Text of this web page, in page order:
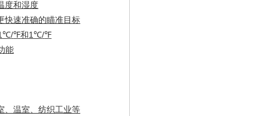
度和湿度
快速准确的瞄准目标
℃/℉和1℃/℉
能
、温室、纺织工业等